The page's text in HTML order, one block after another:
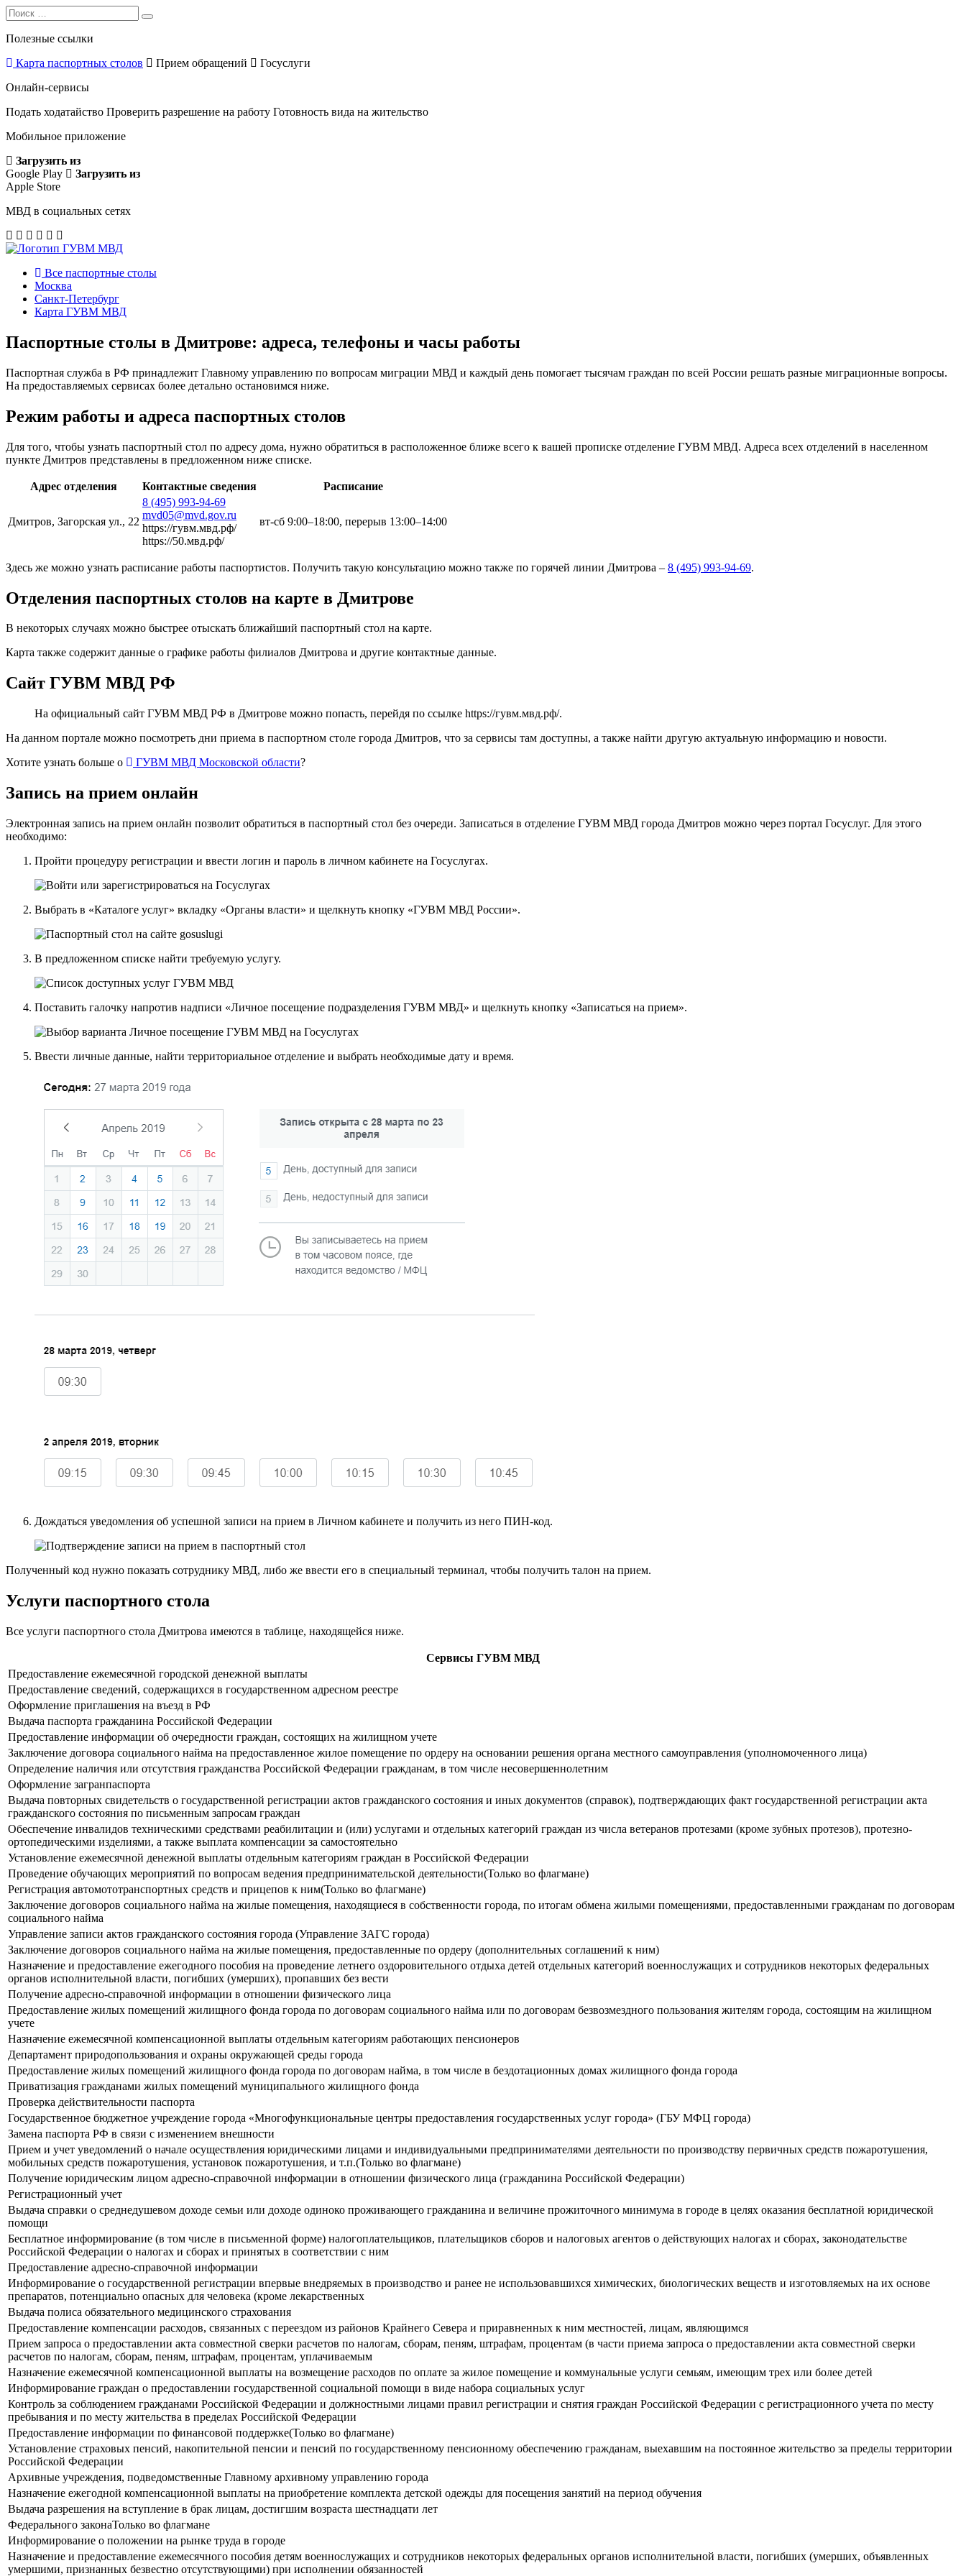
Search
for:
Search
Полезные ссылки
Карта паспортных столов
Прием обращений
Госуслуги
Онлайн-сервисы
Подать ходатайство Проверить разрешение на работу Готовность вида на жительство
Мобильное приложение
Загрузить из
Google Play
Загрузить из
Apple Store
МВД в социальных сетях
Все паспортные столы
Москва
Санкт-Петербург
Карта ГУВМ МВД
Паспортные столы в Дмитрове: адреса, телефоны и часы работы
Паспортная служба в РФ принадлежит Главному управлению по вопросам миграции МВД и каждый день помогает тысячам граждан по всей России решать разные миграционные вопросы.
На предоставляемых сервисах более детально остановимся ниже.
Режим работы и адреса паспортных столов
Для того, чтобы узнать паспортный стол по адресу дома, нужно обратиться в расположенное ближе всего к вашей прописке отделение ГУВМ МВД. Адреса всех отделений в населенном
пункте Дмитров представлены в предложенном ниже списке.
Адрес отделения Контактные сведения Расписание
Дмитров, Загорская ул., 22
8 (495) 993-94-69
mvd05@mvd.gov.ru
https://гувм.мвд.рф/
https://50.мвд.рф/
вт-сб 9:00–18:00, перерыв 13:00–14:00
Здесь же можно узнать расписание работы паспортистов. Получить такую консультацию можно также по горячей линии Дмитрова – 8 (495) 993-94-69.
Отделения паспортных столов на карте в Дмитрове
В некоторых случаях можно быстрее отыскать ближайший паспортный стол на карте.
Карта также содержит данные о графике работы филиалов Дмитрова и другие контактные данные.
Сайт ГУВМ МВД РФ
На официальный сайт ГУВМ МВД РФ в Дмитрове можно попасть, перейдя по ссылке https://гувм.мвд.рф/.
На данном портале можно посмотреть дни приема в паспортном столе города Дмитров, что за сервисы там доступны, а также найти другую актуальную информацию и новости.
Хотите узнать больше о
ГУВМ МВД Московской области?
Запись на прием онлайн
Электронная запись на прием онлайн позволит обратиться в паспортный стол без очереди. Записаться в отделение ГУВМ МВД города Дмитров можно через портал Госуслуг. Для этого
необходимо:
Пройти процедуру регистрации и ввести логин и пароль в личном кабинете на Госуслугах.
Выбрать в «Каталоге услуг» вкладку «Органы власти» и щелкнуть кнопку «ГУВМ МВД России».
В предложенном списке найти требуемую услугу.
Поставить галочку напротив надписи «Личное посещение подразделения ГУВМ МВД» и щелкнуть кнопку «Записаться на прием».
Ввести личные данные, найти территориальное отделение и выбрать необходимые дату и время.
Дождаться уведомления об успешной записи на прием в Личном кабинете и получить из него ПИН-код.
Полученный код нужно показать сотруднику МВД, либо же ввести его в специальный терминал, чтобы получить талон на прием.
Услуги паспортного стола
Все услуги паспортного стола Дмитрова имеются в таблице, находящейся ниже.
Сервисы ГУВМ МВД
Предоставление ежемесячной городской денежной выплаты
Предоставление сведений, содержащихся в государственном адресном реестре
Оформление приглашения на въезд в РФ
Выдача паспорта гражданина Российской Федерации
Предоставление информации об очередности граждан, состоящих на жилищном учете
Заключение договора социального найма на предоставленное жилое помещение по ордеру на основании решения органа местного самоуправления (уполномоченного лица)
Определение наличия или отсутствия гражданства Российской Федерации гражданам, в том числе несовершеннолетним
Оформление загранпаспорта
Выдача повторных свидетельств о государственной регистрации актов гражданского состояния и иных документов (справок), подтверждающих факт государственной регистрации акта
гражданского состояния по письменным запросам граждан
Обеспечение инвалидов техническими средствами реабилитации и (или) услугами и отдельных категорий граждан из числа ветеранов протезами (кроме зубных протезов), протезно-
ортопедическими изделиями, а также выплата компенсации за самостоятельно
Установление ежемесячной денежной выплаты отдельным категориям граждан в Российской Федерации
Проведение обучающих мероприятий по вопросам ведения предпринимательской деятельности(Только во флагмане)
Регистрация автомототранспортных средств и прицепов к ним(Только во флагмане)
Заключение договоров социального найма на жилые помещения, находящиеся в собственности города, по итогам обмена жилыми помещениями, предоставленными гражданам по договорам
социального найма
Управление записи актов гражданского состояния города (Управление ЗАГС города)
Заключение договоров социального найма на жилые помещения, предоставленные по ордеру (дополнительных соглашений к ним)
Назначение и предоставление ежегодного пособия на проведение летнего оздоровительного отдыха детей отдельных категорий военнослужащих и сотрудников некоторых федеральных
органов исполнительной власти, погибших (умерших), пропавших без вести
Получение адресно-справочной информации в отношении физического лица
Предоставление жилых помещений жилищного фонда города по договорам социального найма или по договорам безвозмездного пользования жителям города, состоящим на жилищном
учете
Назначение ежемесячной компенсационной выплаты отдельным категориям работающих пенсионеров
Департамент природопользования и охраны окружающей среды города
Предоставление жилых помещений жилищного фонда города по договорам найма, в том числе в бездотационных домах жилищного фонда города
Приватизация гражданами жилых помещений муниципального жилищного фонда
Проверка действительности паспорта
Государственное бюджетное учреждение города «Многофункциональные центры предоставления государственных услуг города» (ГБУ МФЦ города)
Замена паспорта РФ в связи с изменением внешности
Прием и учет уведомлений о начале осуществления юридическими лицами и индивидуальными предпринимателями деятельности по производству первичных средств пожаротушения,
мобильных средств пожаротушения, установок пожаротушения, и т.п.(Только во флагмане)
Получение юридическим лицом адресно-справочной информации в отношении физического лица (гражданина Российской Федерации)
Регистрационный учет
Выдача справки о среднедушевом доходе семьи или доходе одиноко проживающего гражданина и величине прожиточного минимума в городе в целях оказания бесплатной юридической
помощи
Бесплатное информирование (в том числе в письменной форме) налогоплательщиков, плательщиков сборов и налоговых агентов о действующих налогах и сборах, законодательстве
Российской Федерации о налогах и сборах и принятых в соответствии с ним
Предоставление адресно-справочной информации
Информирование о государственной регистрации впервые внедряемых в производство и ранее не использовавшихся химических, биологических веществ и изготовляемых на их основе
препаратов, потенциально опасных для человека (кроме лекарственных
Выдача полиса обязательного медицинского страхования
Предоставление компенсации расходов, связанных с переездом из районов Крайнего Севера и приравненных к ним местностей, лицам, являющимся
Прием запроса о предоставлении акта совместной сверки расчетов по налогам, сборам, пеням, штрафам, процентам (в части приема запроса о предоставлении акта совместной сверки
расчетов по налогам, сборам, пеням, штрафам, процентам, уплачиваемым
Назначение ежемесячной компенсационной выплаты на возмещение расходов по оплате за жилое помещение и коммунальные услуги семьям, имеющим трех или более детей
Информирование граждан о предоставлении государственной социальной помощи в виде набора социальных услуг
Контроль за соблюдением гражданами Российской Федерации и должностными лицами правил регистрации и снятия граждан Российской Федерации с регистрационного учета по месту
пребывания и по месту жительства в пределах Российской Федерации
Предоставление информации по финансовой поддержке(Только во флагмане)
Установление страховых пенсий, накопительной пенсии и пенсий по государственному пенсионному обеспечению гражданам, выехавшим на постоянное жительство за пределы территории
Российской Федерации
Архивные учреждения, подведомственные Главному архивному управлению города
Назначение ежегодной компенсационной выплаты на приобретение комплекта детской одежды для посещения занятий на период обучения
Выдача разрешения на вступление в брак лицам, достигшим возраста шестнадцати лет
Федерального законаТолько во флагмане
Информирование о положении на рынке труда в городе
Назначение и предоставление ежемесячного пособия детям военнослужащих и сотрудников некоторых федеральных органов исполнительной власти, погибших (умерших, объявленных
умершими, признанных безвестно отсутствующими) при исполнении обязанностей